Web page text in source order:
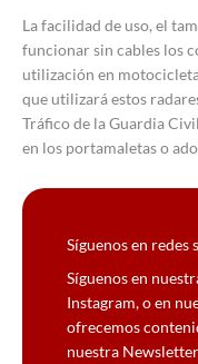
La facilidad de uso, el
funcionar sin cables los
utilización en
que utilizará estos
Tráfico de la Guardia
en los portamaletas o
Síguenos en redes
Síguenos en
Instagram, o en
ofrecemos
nuestra